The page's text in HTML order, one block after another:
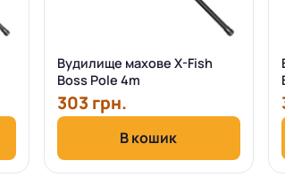
Вудилище махове X-Fish
Boss Pole 4m
303 грн.
В кошик